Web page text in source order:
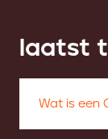
laatst
Wat is een